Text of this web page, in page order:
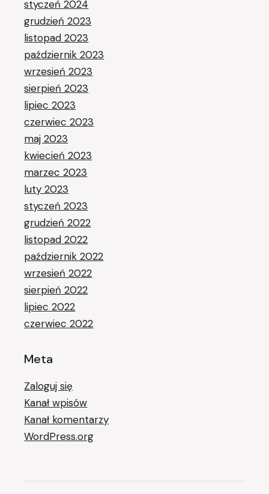
styczeń 2024
grudzień 2023
listopad 2023
październik 2023
wrzesień 2023
sierpień 2023
lipiec 2023
czerwiec 2023
maj 2023
kwiecień 2023
marzec 2023
luty 2023
styczeń 2023
grudzień 2022
listopad 2022
październik 2022
wrzesień 2022
sierpień 2022
lipiec 2022
czerwiec 2022
Meta
Zaloguj się
Kanał wpisów
Kanał komentarzy
WordPress.org